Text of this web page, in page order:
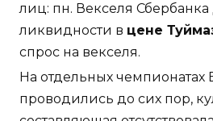
лиц: пн. Векселя
ликвидности в цене
спрос на векселя.
На отдельных чемпионатах
проводились до сих пор,